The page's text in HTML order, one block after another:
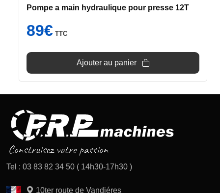
Pompe a main hydraulique pour presse 12T
89€ TTC
Ajouter au panier
Tel : 03 83 82 34 50 ( 14h30-17h30 )
10ter route de Vandiéres